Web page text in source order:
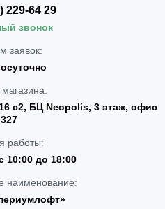
229-64 29
звонок
заявок:
с2, БЦ Neopolis, 3 этаж, офис
327
работы:
10:00 до 18:00
наименование: